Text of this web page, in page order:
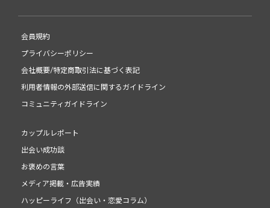
会員規約
プライバシーポリシー
会社概要/特定商取引法に基づく表記
利用者情報の外部送信に関するガイドライン
コミュニティガイドライン
カップルレポート
出会い成功談
お褒めの言葉
メディア掲載・広告実績
ハッピーライフ（出会い・恋愛コラム）